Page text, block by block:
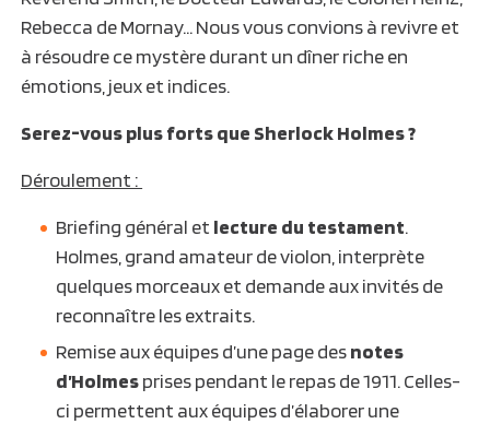
Rebecca de Mornay… Nous vous convions à revivre et
à résoudre ce mystère durant un dîner riche en
émotions, jeux et indices.
Serez-vous plus forts que Sherlock Holmes ?
Déroulement :
Briefing général et lecture du testament.
Holmes, grand amateur de violon, interprète
quelques morceaux et demande aux invités de
reconnaître les extraits.
Remise aux équipes d’une page desnotes
d’Holmesprises pendant le repas de 1911. Celles-
ci permettent aux équipes d’élaborer une